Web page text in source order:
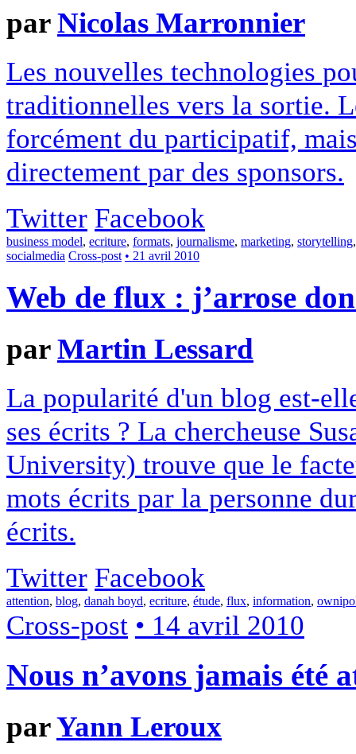
parNicolas Marronnier
Les nouvelles technologies
traditionnelles vers la sortie.
forcément du participatif,
directement par des sponsors.
Twitter Facebook
business model, ecriture, formats, journalisme, marketing, storytelling
socialmedia Cross-post • 21 avril 2010
Web de flux : j’arrose
parMartin Lessard
La popularité d'un blog est-
ses écrits ? La chercheuse
University) trouve que le
mots écrits par la personne
écrits.
Twitter Facebook
attention, blog, danah boyd, ecriture, étude, flux, information,
Cross-post • 14 avril 2010
Nous n’avons jamais été
parYann Leroux